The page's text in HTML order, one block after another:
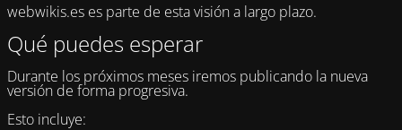
webwikis.es es parte de esta visión a largo plazo.
Qué puedes esperar
Durante los próximos meses iremos publicando la nueva
versión de forma progresiva.
Esto incluye: